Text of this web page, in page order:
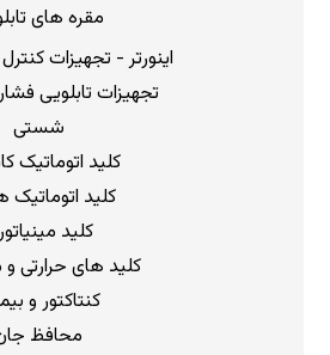
مقره های
اینورتر - تجهیزات
تجهیزات تابلویی
شستی
کلید اتوماتیک
کلید اتوماتیک
کلید
کلید های حرارتی
کنتاکتور و
محافظ